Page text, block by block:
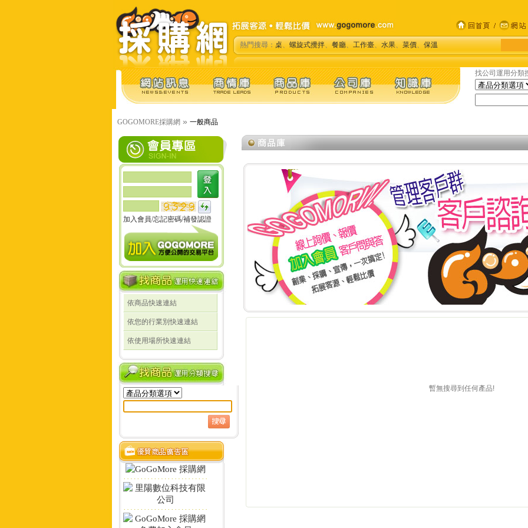
熱門搜尋：桌、螺旋式攪拌、餐廳、工作臺、水果、菜價、保溫
找公司運用分類
GOGOMORE採購網 » 一般商品
加入會員/忘記密碼/補發認證
依商品快速連結
依您的行業別快速連結
依使用場所快速連結
線上詢價 創業 採購 宣傳 一次搞定!
暫無搜尋到任何產品!